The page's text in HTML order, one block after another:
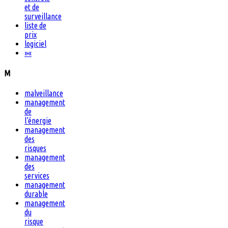
et de
surveillance
liste de
prix
logiciel
»«
M
malveillance
management
de
l’énergie
management
des
risques
management
des
services
management
durable
management
du
risque